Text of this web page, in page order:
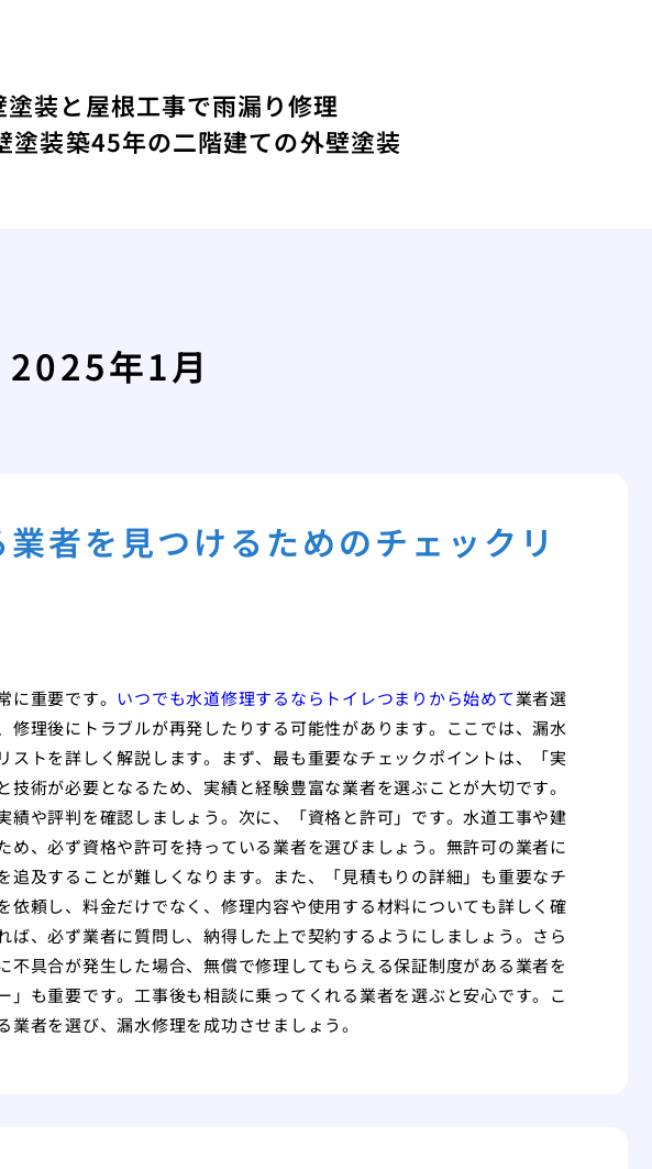
塗装と屋根工事で雨漏り修理
塗装築45年の二階建ての外壁塗装
2025年1月
者を見つけるためのチェックリ
重要です。 いつでも水道修理するならトイレつまりから始めて業者選
修理後にトラブルが再発したりする可能性があります。ここでは、漏水
トを詳しく解説します。まず、最も重要なチェックポイントは、「実
術が必要となるため、実績と経験豊富な業者を選ぶことが大切です。
績や評判を確認しましょう。次に、「資格と許可」です。水道工事や建
、必ず資格や許可を持っている業者を選びましょう。無許可の業者に
及することが難しくなります。また、「見積もりの詳細」も重要なチ
依頼し、料金だけでなく、修理内容や使用する材料についても詳しく確
、必ず業者に質問し、納得した上で契約するようにしましょう。さら
具合が発生した場合、無償で修理してもらえる保証制度がある業者を
も重要です。工事後も相談に乗ってくれる業者を選ぶと安心です。こ
者を選び、漏水修理を成功させましょう。